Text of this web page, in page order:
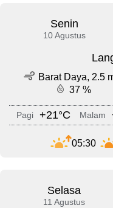
Senin
10 Agustus
Barat Daya, 2.5
37 %
Pagi +21°C Malam
05:30
Selasa
11 Agustus